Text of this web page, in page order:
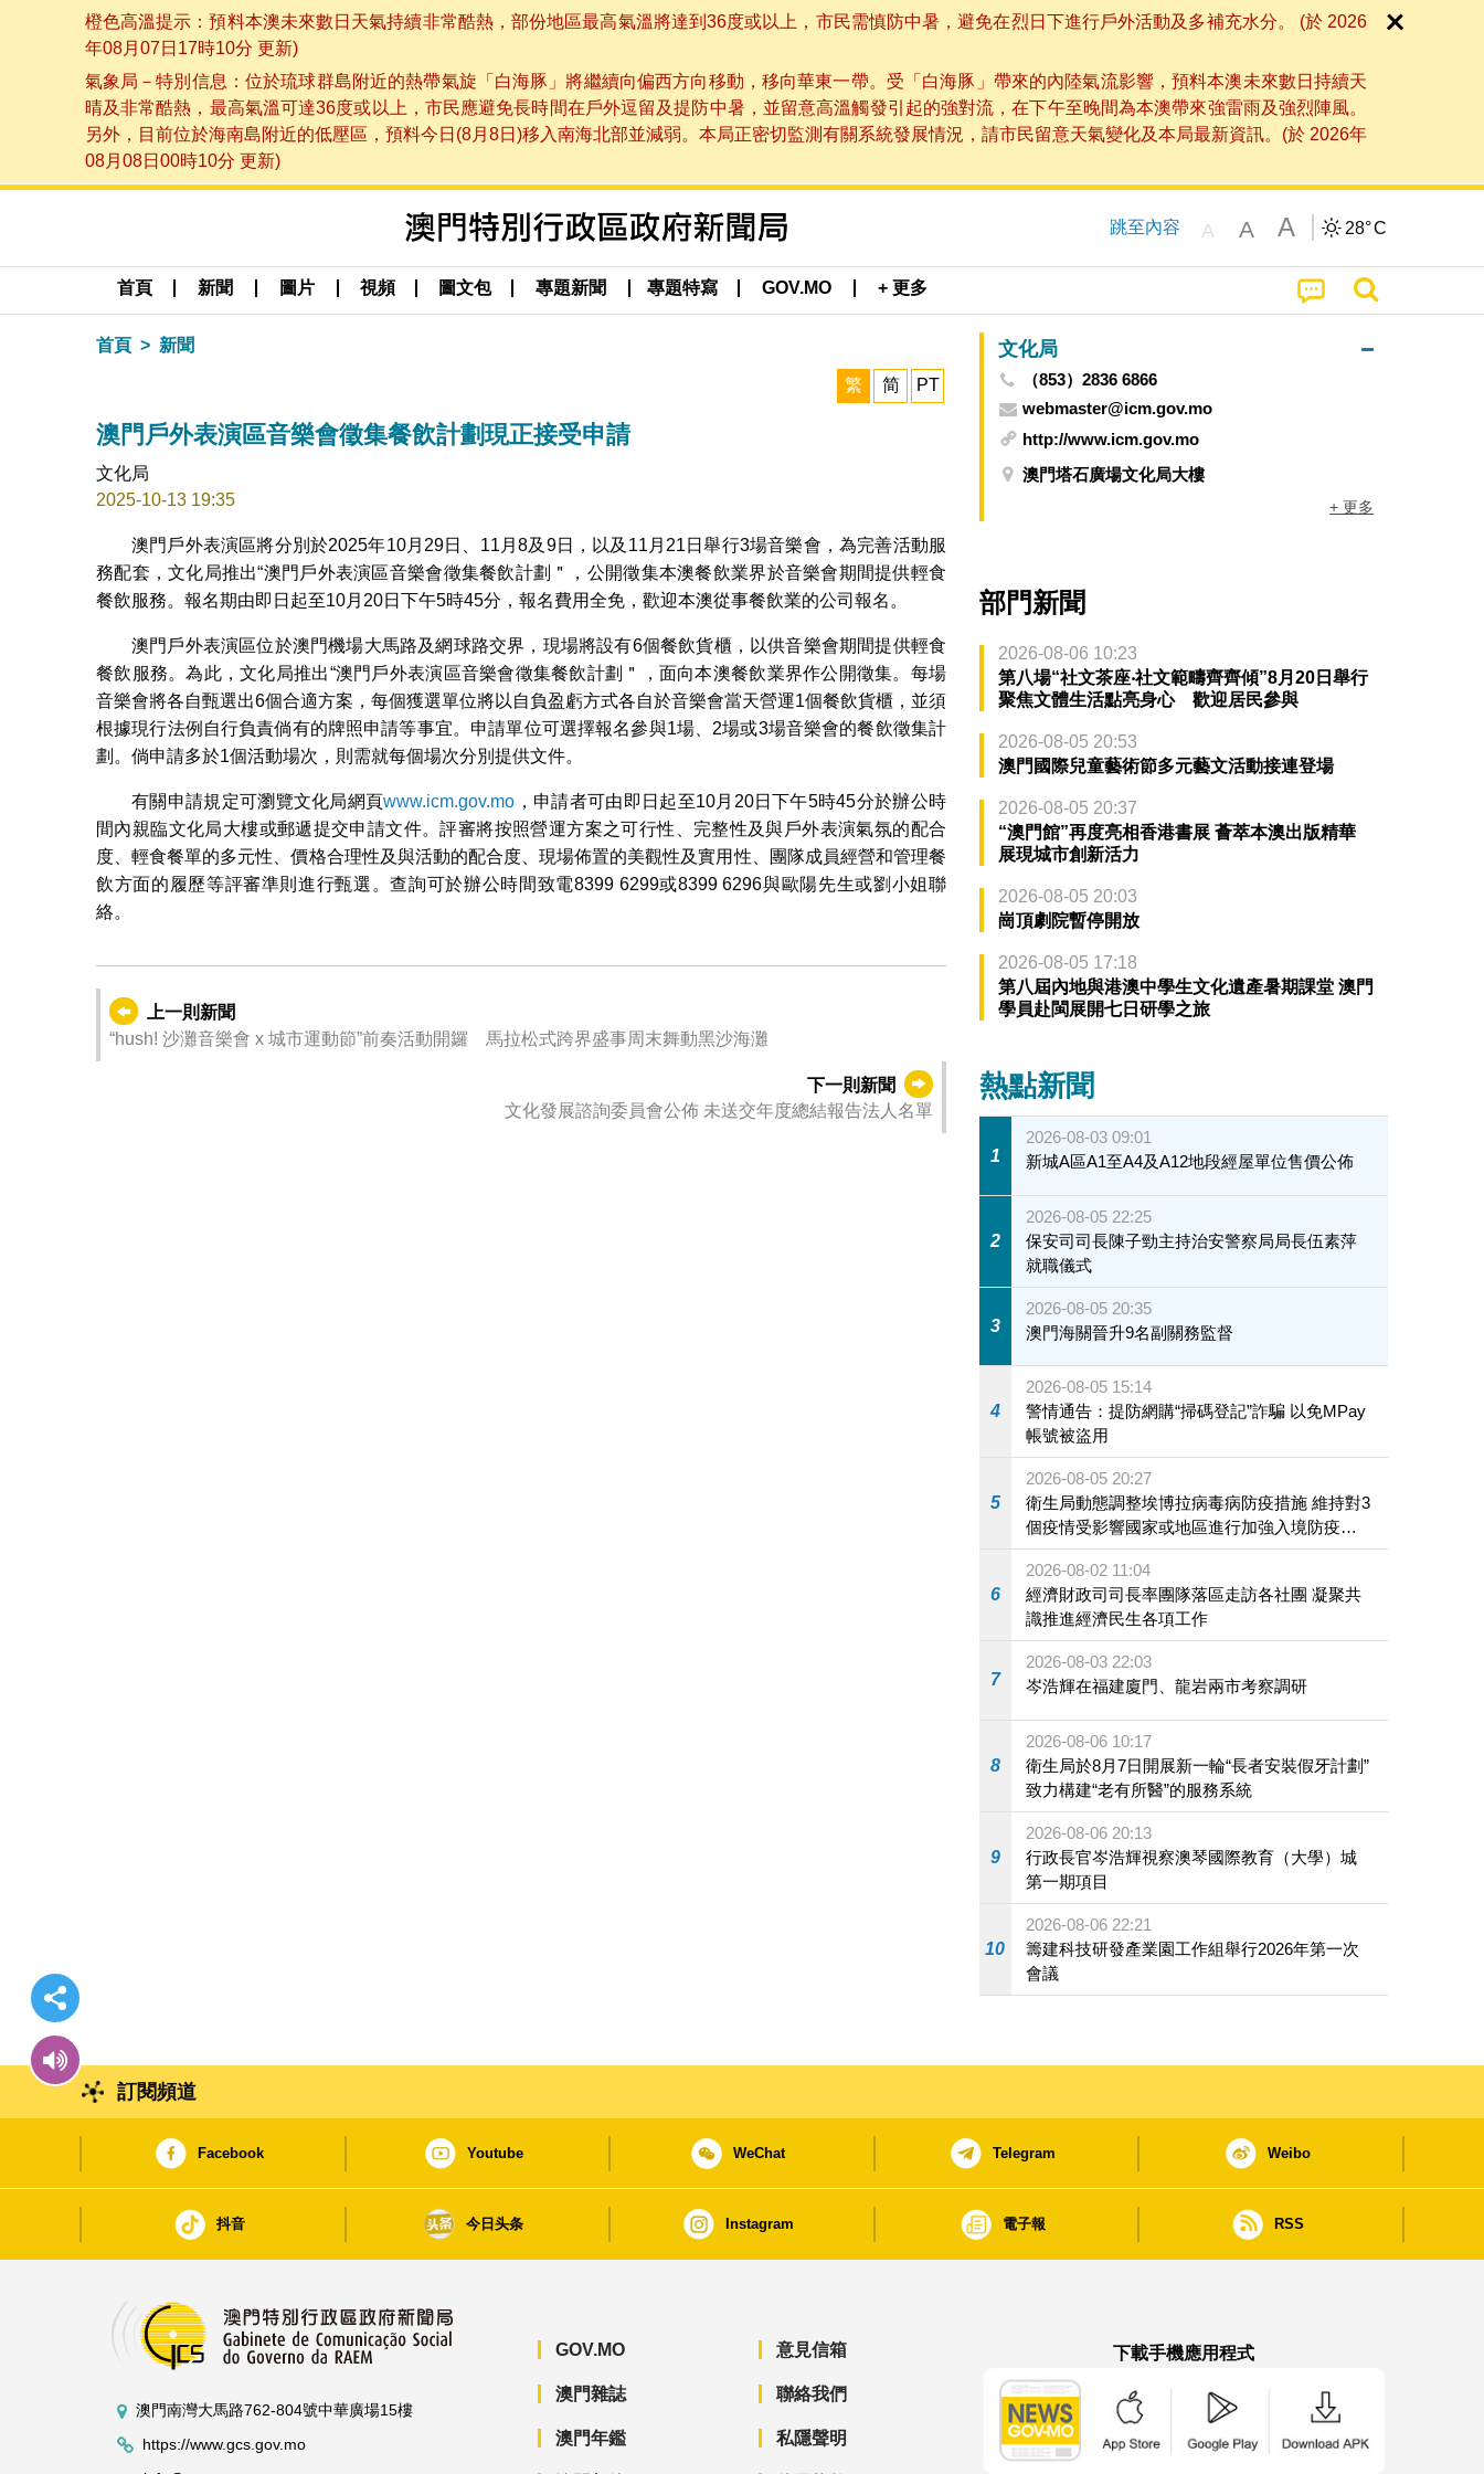
橙色高溫提示：預料本澳未來數日天氣持續非常酷熱，部份地區最高氣溫將達到36度或以上，市民需慎防中暑，避免在烈日下進行戶外活動及多補充水分。 (於 2026
年08月07日17時10分 更新)
氣象局－特別信息：位於琉球群島附近的熱帶氣旋「白海豚」將繼續向偏西方向移動，移向華東一帶。受「白海豚」帶來的內陸氣流影響，預料本澳未來數日持續天
晴及非常酷熱，最高氣溫可達36度或以上，市民應避免長時間在戶外逗留及提防中暑，並留意高溫觸發引起的強對流，在下午至晚間為本澳帶來強雷雨及強烈陣風。
另外，目前位於海南島附近的低壓區，預料今日(8月8日)移入南海北部並減弱。本局正密切監測有關系統發展情況，請市民留意天氣變化及本局最新資訊。(於 2026年
08月08日00時10分 更新)
跳至內容 A A A 28°C
首頁 新聞 圖片 視頻 圖文包 專題新聞 專題特寫 GOV.MO + 更多
首頁 新聞
繁 简 PT
澳門戶外表演區音樂會徵集餐飲計劃現正接受申請
文化局
2025-10-13 19:35
澳門戶外表演區將分別於2025年10月29日、11月8及9日，以及11月21日舉行3場音樂會，為完善活動服
務配套，文化局推出“澳門戶外表演區音樂會徵集餐飲計劃＂，公開徵集本澳餐飲業界於音樂會期間提供輕食
餐飲服務。報名期由即日起至10月20日下午5時45分，報名費用全免，歡迎本澳從事餐飲業的公司報名。
澳門戶外表演區位於澳門機場大馬路及網球路交界，現場將設有6個餐飲貨櫃，以供音樂會期間提供輕食
餐飲服務。為此，文化局推出“澳門戶外表演區音樂會徵集餐飲計劃＂，面向本澳餐飲業界作公開徵集。每場
音樂會將各自甄選出6個合適方案，每個獲選單位將以自負盈虧方式各自於音樂會當天營運1個餐飲貨櫃，並須
根據現行法例自行負責倘有的牌照申請等事宜。申請單位可選擇報名參與1場、2場或3場音樂會的餐飲徵集計
劃。倘申請多於1個活動場次，則需就每個場次分別提供文件。
有關申請規定可瀏覽文化局網頁www.icm.gov.mo ，申請者可由即日起至10月20日下午5時45分於辦公時
間內親臨文化局大樓或郵遞提交申請文件。評審將按照營運方案之可行性、完整性及與戶外表演氣氛的配合
度、輕食餐單的多元性、價格合理性及與活動的配合度、現場佈置的美觀性及實用性、團隊成員經營和管理餐
飲方面的履歷等評審準則進行甄選。查詢可於辦公時間致電8399 6299或8399 6296與歐陽先生或劉小姐聯
絡。
上一則新聞
“hush! 沙灘音樂會 x 城市運動節”前奏活動開鑼 馬拉松式跨界盛事周末舞動黑沙海灘
下一則新聞
文化發展諮詢委員會公佈 未送交年度總結報告法人名單
文化局
（853）2836 6866
webmaster@icm.gov.mo
http://www.icm.gov.mo
澳門塔石廣場文化局大樓
+ 更多
部門新聞
2026-08-06 10:23
第八場“社文茶座‧社文範疇齊齊傾”8月20日舉行
聚焦文體生活點亮身心 歡迎居民參與
2026-08-05 20:53
澳門國際兒童藝術節多元藝文活動接連登場
2026-08-05 20:37
“澳門館”再度亮相香港書展 薈萃本澳出版精華
展現城市創新活力
2026-08-05 20:03
崗頂劇院暫停開放
2026-08-05 17:18
第八屆內地與港澳中學生文化遺產暑期課堂 澳門
學員赴閩展開七日研學之旅
熱點新聞
1
2026-08-03 09:01
新城A區A1至A4及A12地段經屋單位售價公佈
2
2026-08-05 22:25
保安司司長陳子勁主持治安警察局局長伍素萍
就職儀式
3
2026-08-05 20:35
澳門海關晉升9名副關務監督
4
2026-08-05 15:14
警情通告：提防網購“掃碼登記”詐騙 以免MPay
帳號被盜用
5
2026-08-05 20:27
衛生局動態調整埃博拉病毒病防疫措施 維持對3
個疫情受影響國家或地區進行加強入境防疫措
施
6
2026-08-02 11:04
經濟財政司司長率團隊落區走訪各社團 凝聚共
識推進經濟民生各項工作
7
2026-08-03 22:03
岑浩輝在福建廈門、龍岩兩市考察調研
8
2026-08-06 10:17
衛生局於8月7日開展新一輪“長者安裝假牙計劃”
致力構建“老有所醫”的服務系統
9
2026-08-06 20:13
行政長官岑浩輝視察澳琴國際教育（大學）城
第一期項目
10
2026-08-06 22:21
籌建科技研發產業園工作組舉行2026年第一次
會議
訂閱頻道
Facebook Youtube WeChat Telegram Weibo
抖音 今日头条 Instagram 電子報 RSS
澳門南灣大馬路762-804號中華廣場15樓
https://www.gcs.gov.mo
GOV.MO
澳門雜誌
澳門年鑑
意見信箱
聯絡我們
私隱聲明
下載手機應用程式